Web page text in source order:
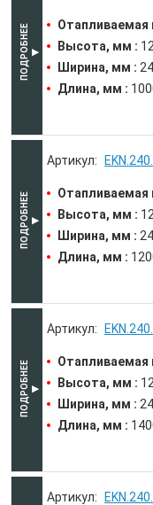
Высота, мм :
Ширина, мм :
Длина, мм :
Высота, мм :
Ширина, мм :
Длина, мм :
Высота, мм :
Ширина, мм :
Длина, мм :